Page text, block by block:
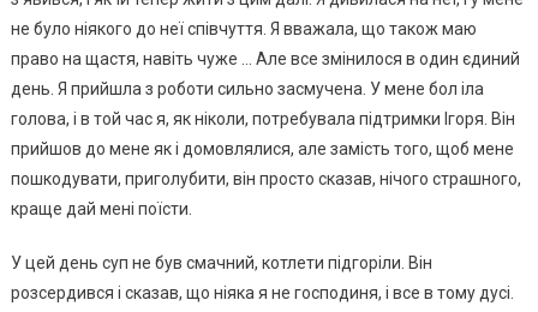
не було ніякого до неї співчуття. Я вважала, що також маю
право на щастя, навіть чуже … Але все змінилося в один єдиний
день. Я прийшла з роботи сильно засмучена. У мене бол іла
голова, і в той час я, як ніколи, потребувала підтримки Ігоря. Він
прийшов до мене як і домовлялися, але замість того, щоб мене
пошкодувати, приголубити, він просто сказав, нічого страшного,
краще дай мені поїсти.
У цей день суп не був смачний, котлети підгоріли. Він
розсердився і сказав, що ніяка я не господиня, і все в тому дусі.